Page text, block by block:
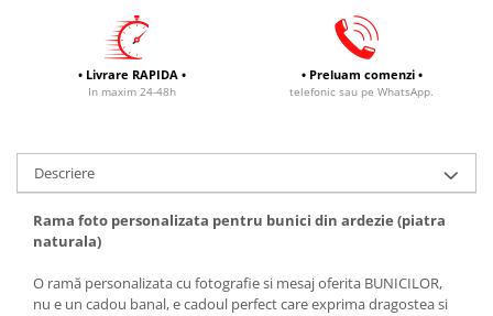
• Livrare RAPIDA •
In maxim 24-48h
• Preluam comenzi •
telefonic sau pe WhatsApp.
Descriere
Rama foto personalizata pentru bunici din ardezie (piatra
naturala)
O ramă personalizata cu fotografie si mesaj oferita BUNICILOR,
nu e un cadou banal, e cadoul perfect care exprima dragostea si